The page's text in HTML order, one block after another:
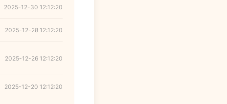
2025-12-30 12:12:20
2025-12-28 12:12:20
2025-12-26 12:12:20
2025-12-20 12:12:20